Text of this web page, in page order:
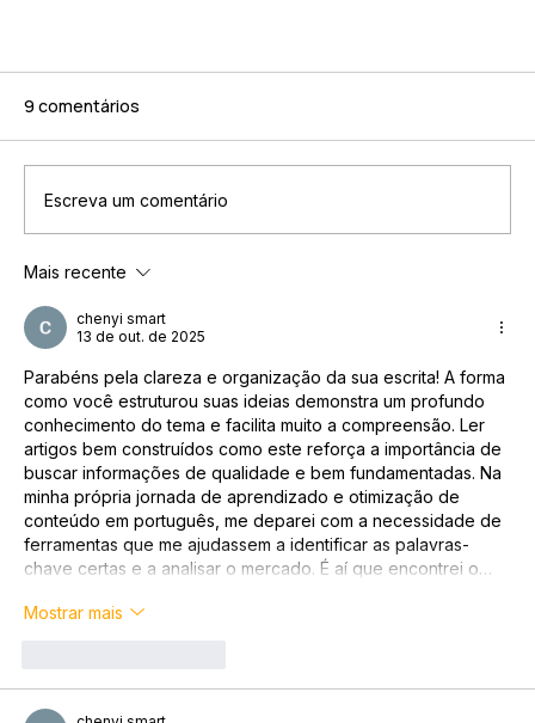
NEWSLETTER, BOLETIM INFORMATIVO OU
REVISTA DIGITAL: QUAL A MELHOR OPÇÃO PARA
SUA EMPRESA?
9 comentários
Escreva um comentário
Mais recente
chenyi smart
13 de out. de 2025
Parabéns pela clareza e organização da sua escrita! A forma
como você estruturou suas ideias demonstra um profundo
conhecimento do tema e facilita muito a compreensão. Ler
artigos bem construídos como este reforça a importância de
buscar informações de qualidade e bem fundamentadas. Na
minha própria jornada de aprendizado e otimização de
conteúdo em português, me deparei com a necessidade de
ferramentas que me ajudassem a identificar as palavras-
chave certas e a analisar o mercado. É aí que encontrei o…
Mostrar mais